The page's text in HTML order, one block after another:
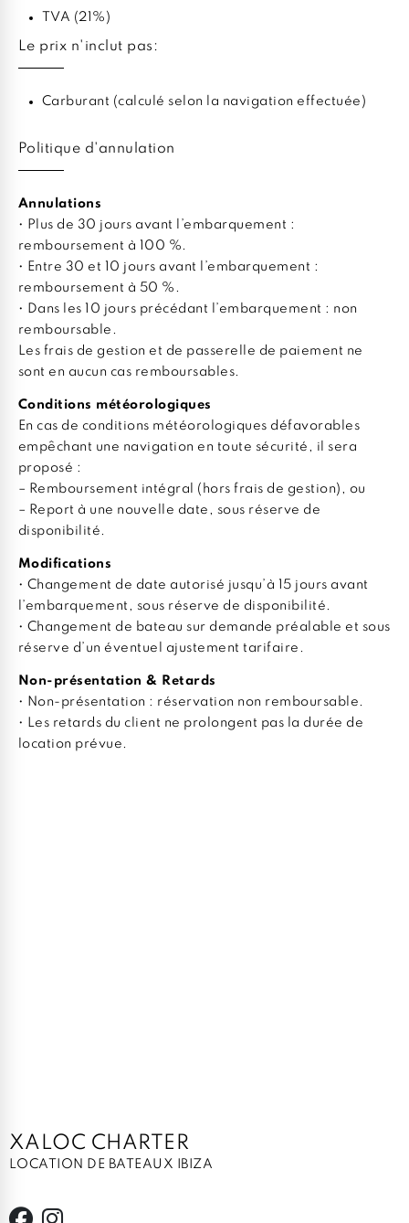
TVA (21%)
Le prix n'inclut pas:
Carburant (calculé selon la navigation effectuée)
Politique d'annulation
Annulations
• Plus de 30 jours avant l’embarquement :
remboursement à 100 %.
• Entre 30 et 10 jours avant l’embarquement :
remboursement à 50 %.
• Dans les 10 jours précédant l’embarquement : non
remboursable.
Les frais de gestion et de passerelle de paiement ne
sont en aucun cas remboursables.
Conditions météorologiques
En cas de conditions météorologiques défavorables
empêchant une navigation en toute sécurité, il sera
proposé :
– Remboursement intégral (hors frais de gestion), ou
– Report à une nouvelle date, sous réserve de
disponibilité.
Modifications
• Changement de date autorisé jusqu’à 15 jours avant
l’embarquement, sous réserve de disponibilité.
• Changement de bateau sur demande préalable et sous
réserve d’un éventuel ajustement tarifaire.
Non-présentation & Retards
• Non-présentation : réservation non remboursable.
• Les retards du client ne prolongent pas la durée de
location prévue.
XALOC CHARTER
LOCATION DE BATEAUX IBIZA